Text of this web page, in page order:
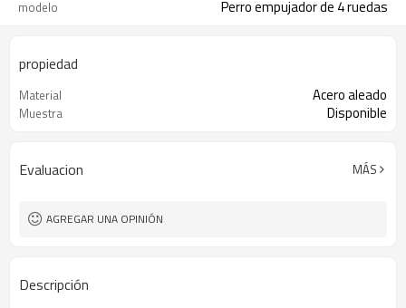
modelo Perro empujador de 4 ruedas
propiedad
Material Acero aleado
Muestra Disponible
Evaluacion MÁS
AGREGAR UNA OPINIÓN
Descripción